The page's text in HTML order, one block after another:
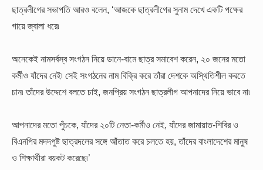
ছাত্রলীগের সভাপতি আরও বলেন, ‘আজকে ছাত্রলীগের সুনাম দেখে একটি পক্ষের
গায়ে জ্বালা ধরে৷
অনেকেই নামসর্বস্ব সংগঠন নিয়ে ডানে-বামে ছাত্র সমাবেশ করেন, ২০ জনের মতো
কর্মীও যাঁদের নেই৷ সেই সংগঠনের নাম বিক্রি করে তাঁরা দেশকে অস্থিতিশীল করতে
চান৷ তাঁদের উদ্দেশে বলতে চাই, জনপ্রিয় সংগঠন ছাত্রলীগ আপনাদের নিয়ে ভাবে না৷
আপনাদের মতো পুঁচকে, যাঁদের ২০টি নেতা-কর্মীও নেই, যাঁদের জামায়াত-শিবির ও
বিএনপির মদদপুষ্ট ছাত্রদলের সঙ্গে আঁতাত করে চলতে হয়, তাঁদের বাংলাদেশের মানুষ
ও শিক্ষার্থীরা বয়কট করেছে৷’